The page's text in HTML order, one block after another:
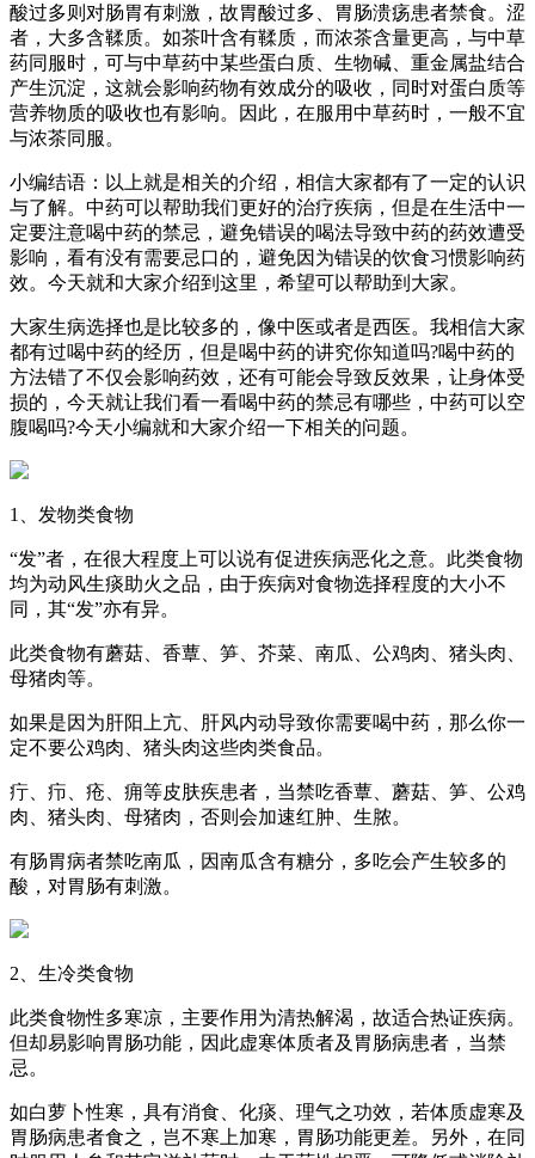
酸过多则对肠胃有刺激，故胃酸过多、胃肠溃疡患者禁食。涩
者，大多含鞣质。如茶叶含有鞣质，而浓茶含量更高，与中草
药同服时，可与中草药中某些蛋白质、生物碱、重金属盐结合
产生沉淀，这就会影响药物有效成分的吸收，同时对蛋白质等
营养物质的吸收也有影响。因此，在服用中草药时，一般不宜
与浓茶同服。
小编结语：以上就是相关的介绍，相信大家都有了一定的认识
与了解。中药可以帮助我们更好的治疗疾病，但是在生活中一
定要注意喝中药的禁忌，避免错误的喝法导致中药的药效遭受
影响，看有没有需要忌口的，避免因为错误的饮食习惯影响药
效。今天就和大家介绍到这里，希望可以帮助到大家。
大家生病选择也是比较多的，像中医或者是西医。我相信大家
都有过喝中药的经历，但是喝中药的讲究你知道吗?喝中药的
方法错了不仅会影响药效，还有可能会导致反效果，让身体受
损的，今天就让我们看一看喝中药的禁忌有哪些，中药可以空
腹喝吗?今天小编就和大家介绍一下相关的问题。
1、发物类食物
“发”者，在很大程度上可以说有促进疾病恶化之意。此类食物
均为动风生痰助火之品，由于疾病对食物选择程度的大小不
同，其“发”亦有异。
此类食物有蘑菇、香蕈、笋、芥菜、南瓜、公鸡肉、猪头肉、
母猪肉等。
如果是因为肝阳上亢、肝风内动导致你需要喝中药，那么你一
定不要公鸡肉、猪头肉这些肉类食品。
疔、疖、疮、痈等皮肤疾患者，当禁吃香蕈、蘑菇、笋、公鸡
肉、猪头肉、母猪肉，否则会加速红肿、生脓。
有肠胃病者禁吃南瓜，因南瓜含有糖分，多吃会产生较多的
酸，对胃肠有刺激。
2、生冷类食物
此类食物性多寒凉，主要作用为清热解渴，故适合热证疾病。
但却易影响胃肠功能，因此虚寒体质者及胃肠病患者，当禁
忌。
如白萝卜性寒，具有消食、化痰、理气之功效，若体质虚寒及
胃肠病患者食之，岂不寒上加寒，胃肠功能更差。另外，在同